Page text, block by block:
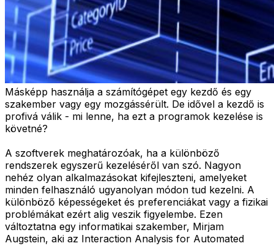
Másképp használja a számítógépet egy kezdő és egy
szakember vagy egy mozgássérült. De idővel a kezdő is
profivá válik - mi lenne, ha ezt a programok kezelése is
követné?
A szoftverek meghatározóak, ha a különböző
rendszerek egyszerű kezeléséről van szó. Nagyon
nehéz olyan alkalmazásokat kifejleszteni, amelyeket
minden felhasználó ugyanolyan módon tud kezelni. A
különböző képességeket és preferenciákat vagy a fizikai
problémákat ezért alig veszik figyelembe. Ezen
változtatna egy informatikai szakember, Mirjam
Augstein, aki az Interaction Analysis for Automated